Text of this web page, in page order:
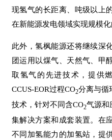
现氢气的长距离、吨级以上
在新能源发电领域实现规模化
此外，氢枫能源还将继续深
团运用以煤气、天然气、甲
取氢气的先进技术，提供
CCUS-EOR过程CO2分离与循
技术，针对不同含CO2气源和
集解决方案和成套装置。在
不同加氢能力的加氢站，提